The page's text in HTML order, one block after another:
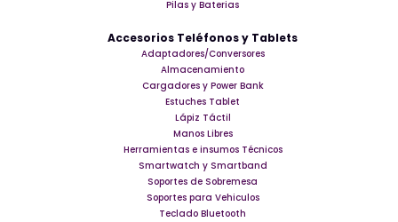
Pilas y Baterias
Accesorios Teléfonos y Tablets
Adaptadores/Conversores
Almacenamiento
Cargadores y Power Bank
Estuches Tablet
Lápiz Táctil
Manos Libres
Herramientas e insumos Técnicos
Smartwatch y Smartband
Soportes de Sobremesa
Soportes para Vehiculos
Teclado Bluetooth